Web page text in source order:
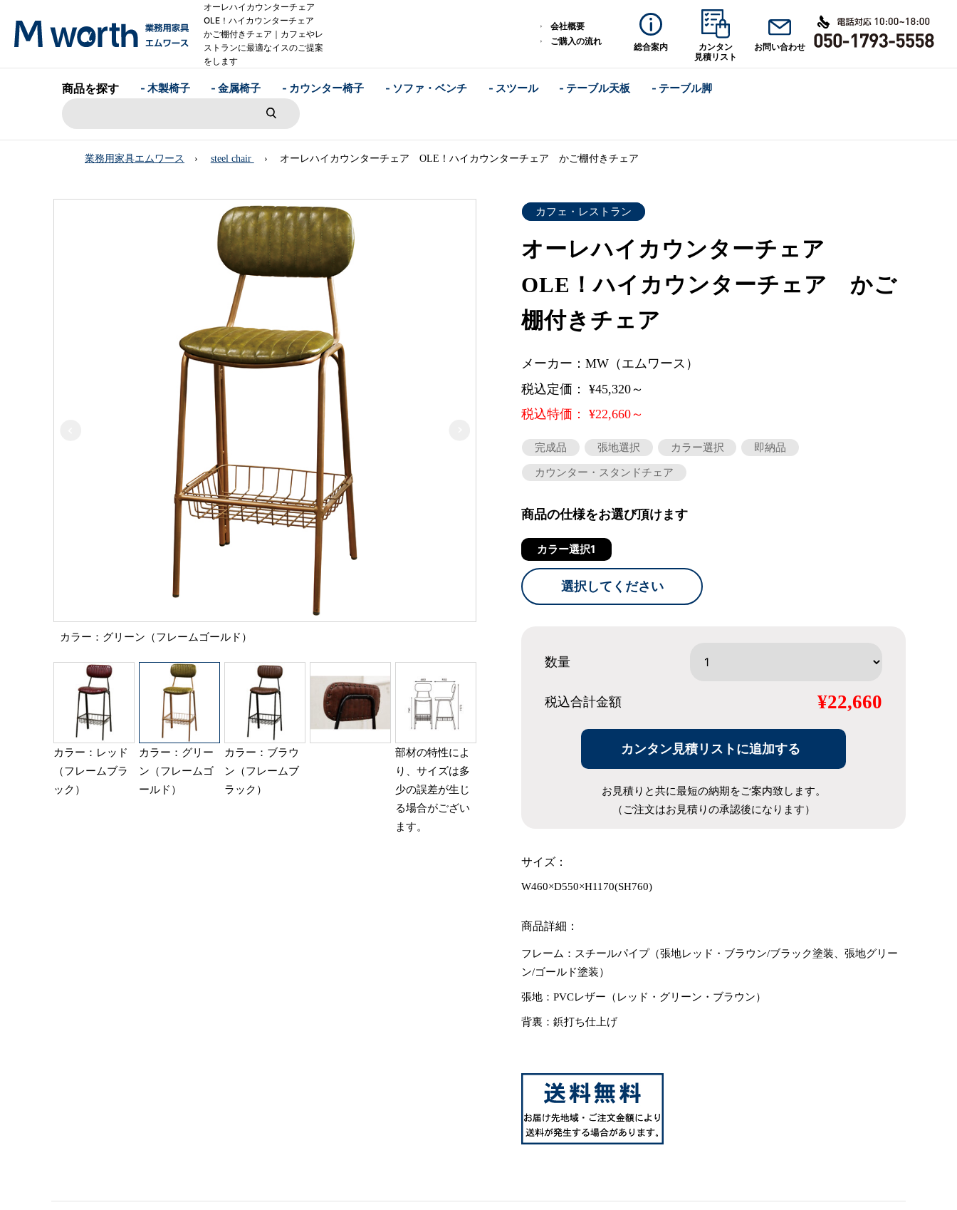
オーレハイカウンターチェア
OLE！ハイカウンターチェア
かご棚付きチェア｜カフェやレ
ストランに最適なイスのご提案
をします
会社概要
ご購入の流れ
総合案内
カンタン
見積リスト
お問い合わせ
商品を探す - 木製椅子 - 金属椅子 - カウンター椅子 - ソファ・ベンチ - スツール - テーブル天板 - テーブル脚
業務用家具エムワース steel chair オーレハイカウンターチェア OLE！ハイカウンターチェア かご棚付きチェア
カラー：グリーン（フレームゴールド）
カラー：レッド
（フレームブラ
ック）
カラー：グリー
ン（フレームゴ
ールド）
カラー：ブラウ
ン（フレームブ
ラック）
部材の特性によ
り、サイズは多
少の誤差が生じ
る場合がござい
ます。
カフェ・レストラン
オーレハイカウンターチェア
OLE！ハイカウンターチェア かご
棚付きチェア
メーカー：MW（エムワース）
税込定価： ¥45,320～
税込特価： ¥22,660～
完成品 張地選択 カラー選択
即納品
カウンター・スタンドチェア
商品の仕様をお選び頂けます
カラー選択1
選択してください
数量
税込合計金額 ¥22,660
カンタン見積リストに追加する
お見積りと共に最短の納期をご案内致します。
（ご注文はお見積りの承認後になります）
サイズ：
W460×D550×H1170(SH760)
商品詳細：
フレーム：スチールパイプ（張地レッド・ブラウン/ブラック塗装、張地グリー
ン/ゴールド塗装）
張地：PVCレザー（レッド・グリーン・ブラウン）
背裏：鋲打ち仕上げ